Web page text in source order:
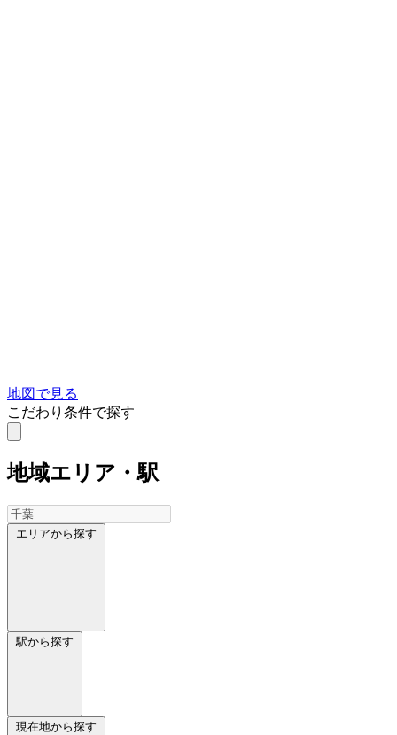
地図で見る
こだわり条件で探す
地域エリア・駅
エリアから探す
駅から探す
現在地から探す